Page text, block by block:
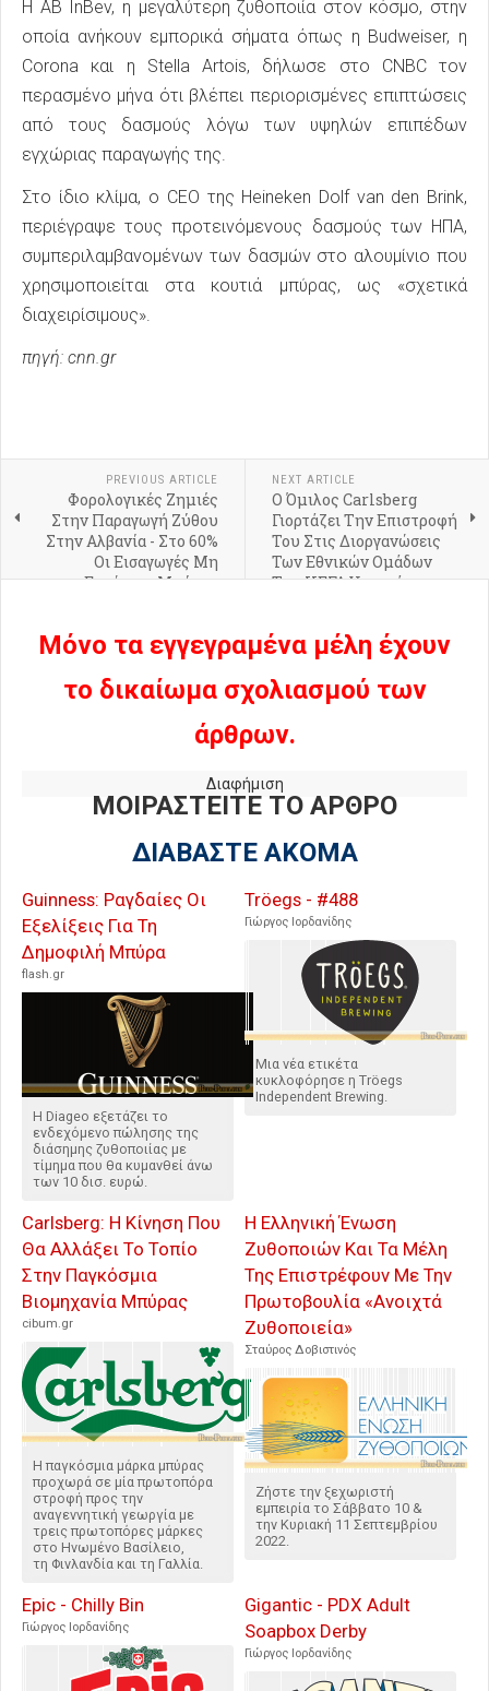
Η AB InBev, η μεγαλύτερη ζυθοποιία στον κόσμο, στην
οποία ανήκουν εμπορικά σήματα όπως η Budweiser, η
Corona και η Stella Artois, δήλωσε στο CNBC τον
περασμένο μήνα ότι βλέπει περιορισμένες επιπτώσεις
από τους δασμούς λόγω των υψηλών επιπέδων
εγχώριας παραγωγής της.
Στο ίδιο κλίμα, ο CEO της Heineken Dolf van den Brink,
περιέγραψε τους προτεινόμενους δασμούς των ΗΠΑ,
συμπεριλαμβανομένων των δασμών στο αλουμίνιο που
χρησιμοποιείται στα κουτιά μπύρας, ως «σχετικά
διαχειρίσιμους».
πηγή: cnn.gr
PREVIOUS ARTICLE
Φορολογικές Ζημιές
Στην Παραγωγή Ζύθου
Στην Αλβανία - Στο 60%
Οι Εισαγωγές Μη
Εγχώριας Μπύρας
NEXT ARTICLE
Ο Όμιλος Carlsberg
Γιορτάζει Την Επιστροφή
Του Στις Διοργανώσεις
Των Εθνικών Ομάδων
Της UEFA Υπογράφοντας
Μόνο τα εγγεγραμένα μέλη έχουν
το δικαίωμα σχολιασμού των
άρθρων.
Διαφήμιση
ΜΟΙΡΑΣΤΕΙΤΕ ΤΟ ΑΡΘΡΟ
ΔΙΑΒΑΣΤΕ ΑΚΟΜΑ
Guinness: Ραγδαίες Οι
Εξελίξεις Για Τη
Δημοφιλή Μπύρα
flash.gr
Η Diageo εξετάζει το
ενδεχόμενο πώλησης της
διάσημης ζυθοποιίας με
τίμημα που θα κυμανθεί άνω
των 10 δισ. ευρώ.
Tröegs - #488
Γιώργος Ιορδανίδης
Μια νέα ετικέτα
κυκλοφόρησε η Tröegs
Independent Brewing.
Carlsberg: Η Κίνηση Που
Θα Αλλάξει Το Τοπίο
Στην Παγκόσμια
Βιομηχανία Μπύρας
cibum.gr
Η παγκόσμια μάρκα μπύρας
προχωρά σε μία πρωτοπόρα
στροφή προς την
αναγεννητική γεωργία με
τρεις πρωτοπόρες μάρκες
στο Ηνωμένο Βασίλειο,
τη Φινλανδία και τη Γαλλία.
Η Ελληνική Ένωση
Ζυθοποιών Και Τα Μέλη
Της Επιστρέφουν Με Την
Πρωτοβουλία «Ανοιχτά
Ζυθοποιεία»
Σταύρος Δοβιστινός
Ζήστε την ξεχωριστή
εμπειρία το Σάββατο 10 &
την Κυριακή 11 Σεπτεμβρίου
2022.
Epic - Chilly Bin
Γιώργος Ιορδανίδης
Gigantic - PDX Adult
Soapbox Derby
Γιώργος Ιορδανίδης